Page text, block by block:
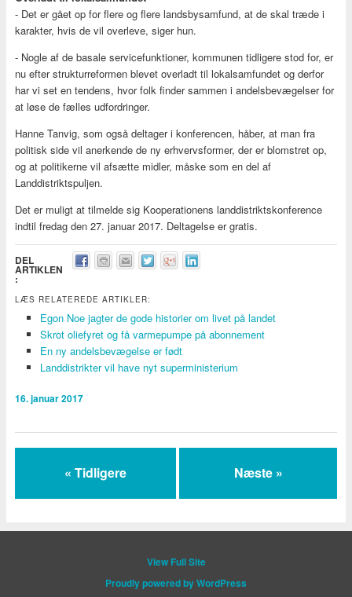
- Det er gået op for flere og flere landsbysamfund, at de skal træde i
karakter, hvis de vil overleve, siger hun.
- Nogle af de basale servicefunktioner, kommunen tidligere stod for, er
nu efter strukturreformen blevet overladt til lokalsamfundet og derfor
har vi set en tendens, hvor folk finder sammen i andelsbevægelser for
at løse de fælles udfordringer.
Hanne Tanvig, som også deltager i konferencen, håber, at man fra
politisk side vil anerkende de ny erhvervsformer, der er blomstret op,
og at politikerne vil afsætte midler, måske som en del af
Landdistriktspuljen.
Det er muligt at tilmelde sig Kooperationens landdistriktskonference
indtil fredag den 27. januar 2017. Deltagelse er gratis.
DEL
ARTIKLEN
:
LÆS RELATEREDE ARTIKLER:
Egon Noe jagter de gode historier om livet på landet
Skrot oliefyret og få varmepumpe på abonnement
En ny andelsbevægelse er født
Landdistrikter vil have nyt superministerium
16. januar 2017
« Tidligere Næste »
View Full Site
Proudly powered by WordPress